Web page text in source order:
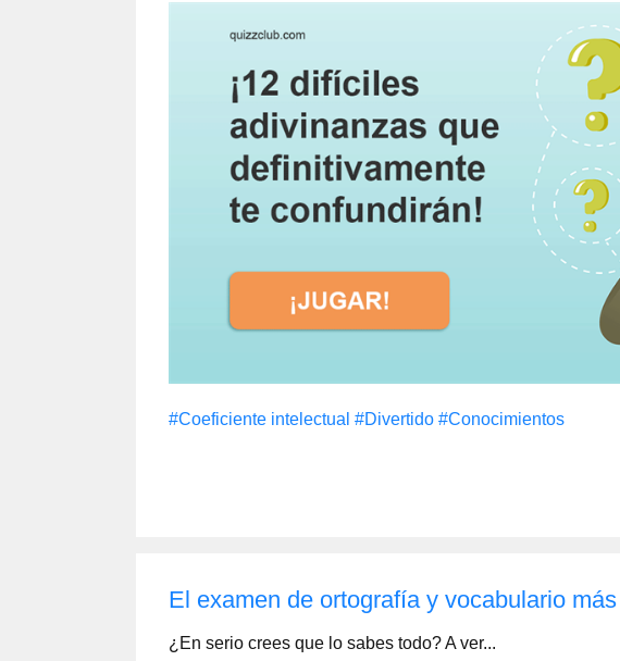
#Coeficiente intelectual #Divertido #Conocimientos
El examen de ortografía y vocabulario
¿En serio crees que lo sabes todo? A ver...